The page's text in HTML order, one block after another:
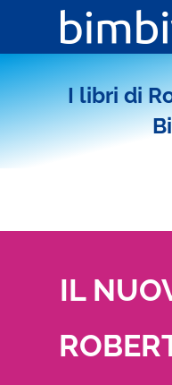
I libri di
IL